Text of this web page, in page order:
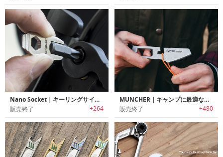
Nano Socket｜キーリングサイズスクリュードライバー「ナノソケット」
販売終了 +264
MUNCHER｜キャンプに最適なチタン製多機能ユーテンシル「マンチャー」
販売終了 +480